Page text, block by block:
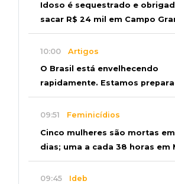
Idoso é sequestrado e
sacar R$ 24 mil em Campo
10:00 Artigos
O Brasil está envelhecendo
rapidamente. Estamos
09:51 Feminicídios
Cinco mulheres são mortas
dias; uma a cada 38 horas em
09:45 Ideb